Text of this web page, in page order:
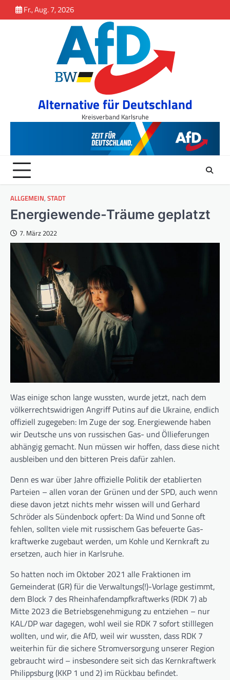
springen
to
Fr., Aug. 7, 2026
Alternative für Deutschland
Kreisverband Karlsruhe
ALLGEMEIN, STADT
Energiewende-Träume geplatzt
7. März 2022
Was einige schon lange wussten, wurde jetzt, nach dem
völkerrechts­widrigen Angriff Putins auf die Uk­raine, endlich
offiziell zugegeben: Im Zuge der sog. Energiewende haben
wir Deutsche uns von russi­schen Gas- und Öl­lie­ferung­en
ab­hängig ge­macht. Nun müssen wir hoffen, dass diese nicht
ausbleiben und den bitteren Preis dafür zahlen.
Denn es war über Jahre offizielle Politik der etablierten
Parteien – al­len voran der Grünen und der SPD, auch wenn
diese davon jetzt nichts mehr wissen will und Gerhard
Schröder als Sündenbock opfert: Da Wind und Sonne oft
fehlen, soll­ten viele mit russischem Gas befeu­erte Gas­
kraft­werke zugebaut werden, um Kohle und Kernkraft zu
er­setzen, auch hier in Karlsruhe.
So hatten noch im Oktober 2021 alle Fraktionen im
Gemeinderat (GR) für die Verwaltungs(!)­-Vor­lage ge­stimmt,
dem Block 7 des Rheinhafendampfkraftwerks (RDK 7) ab
Mitte 2023 die Betriebsgenehmi­gung­ zu ent­ziehen – nur
KAL/DP war da­gegen, wohl weil sie RDK 7 sofort stilllegen
woll­ten, und wir, die AfD, weil wir wuss­ten, dass RDK 7
weiterhin für die siche­re Strom­ver­sor­gung unserer Regi­on
gebraucht wird – insbesondere seit sich das Kern­kraft­werk
Phi­lippsburg (KKP 1 und 2) im Rück­bau befindet.